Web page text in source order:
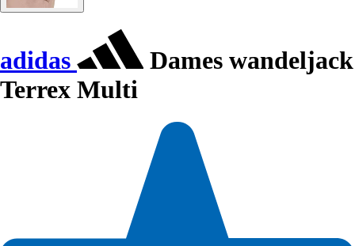
adidas
Dames wandeljack
Terrex Multi